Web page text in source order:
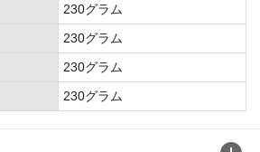
230グラム
230グラム
230グラム
230グラム